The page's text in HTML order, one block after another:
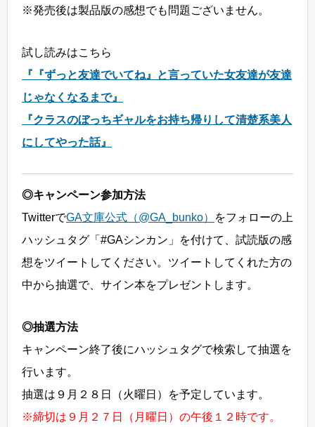
※発売後は製品版の感想でも問題ございません。
試し読みはこちら
『『ずっと友達でいてね』と言っていた女友達が友達
じゃなくなるまで』
『クラスのぼっちギャルをお持ち帰りして清楚系美人
にしてやった話』
◎キャンペーン参加方法
TwitterでGA文庫公式（@GA_bunko）
をフォローの上
ハッシュタグ「#GAシンカン」を付けて、試読版の感
想をツイートしてください。ツイートしてくれた方の
中から抽選で、サイン本をプレゼントします。
◎抽選方法
キャンペーン終了後にハッシュタグで検索して抽選を
行います。
抽選は９月２８日（火曜日）を予定しています。
※締切は９月２７日（月曜日）の午後１２時です。